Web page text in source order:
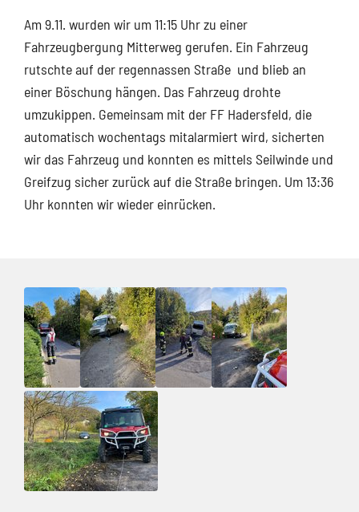
Am 9.11. wurden wir um 11:15 Uhr zu einer
Fahrzeugbergung Mitterweg gerufen. Ein Fahrzeug
rutschte auf der regennassen Straße und blieb an
einer Böschung hängen. Das Fahrzeug drohte
umzukippen. Gemeinsam mit der FF Hadersfeld, die
automatisch wochentags mitalarmiert wird, sicherten
wir das Fahrzeug und konnten es mittels Seilwinde und
Greifzug sicher zurück auf die Straße bringen. Um 13:36
Uhr konnten wir wieder einrücken.